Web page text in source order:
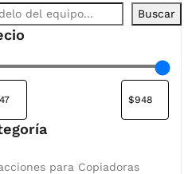
Buscar
para Copiadoras